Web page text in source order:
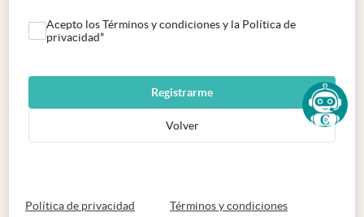
Acepto los Términos y condiciones y la Política de
privacidad*
Registrarme
Volver
Política de privacidad abre en nueva pestaña
Términos y condicionesabre en nueva